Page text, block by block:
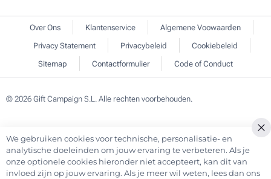
Over Ons Klantenservice
Algemene Voowaarden
Privacy Statement
Privacybeleid
Cookiebeleid
Sitemap
Contactformulier Code of Conduct
© 2026 Gift Campaign S.L. Alle rechten voorbehouden.
We gebruiken cookies voor technische, personalisatie- en
analytische doeleinden om jouw ervaring te verbeteren. Als je
onze optionele cookies hieronder niet accepteert, kan dit van
invloed zijn op jouw ervaring. Als je meer wil weten, lees dan ons